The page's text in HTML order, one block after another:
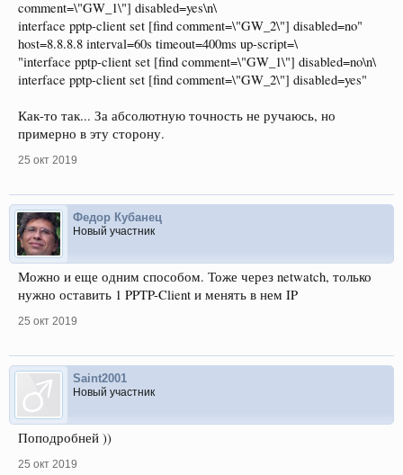
comment=\"GW_1\"] disabled=yes\n\
interface pptp-client set [find comment=\"GW_2\"] disabled=no"
host=8.8.8.8 interval=60s timeout=400ms up-script=\
"interface pptp-client set [find comment=\"GW_1\"] disabled=no\n\
interface pptp-client set [find comment=\"GW_2\"] disabled=yes"
Как-то так... За абсолютную точность не ручаюсь, но
примерно в эту сторону.
25 окт 2019
Федор Кубанец
Новый участник
Можно и еще одним способом. Тоже через netwatch, только
нужно оставить 1 PPTP-Client и менять в нем IP
25 окт 2019
Saint2001
Новый участник
Поподробней ))
25 окт 2019